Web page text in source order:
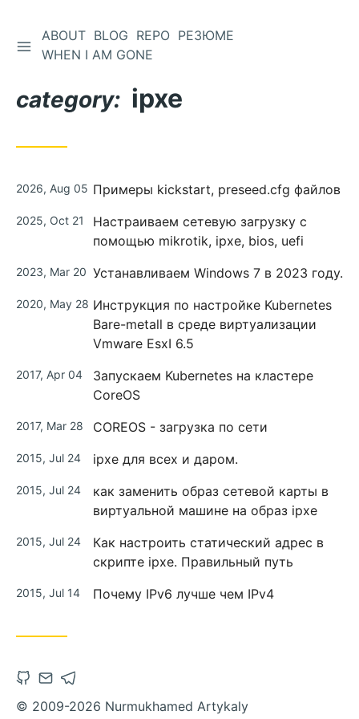
ABOUT BLOG REPO РЕЗЮМЕ
WHEN I AM GONE
category: ipxe
2026, Aug 05 Примеры kickstart, preseed.cfg файлов
2025, Oct 21
Настраиваем сетевую загрузку с
помощью mikrotik, ipxe, bios, uefi
2023, Mar 20 Устанавливаем Windows 7 в 2023 году.
2020, May 28 Инструкция по настройке Kubernetes
Bare-metall в среде виртуализации
Vmware EsxI 6.5
2017, Apr 04
Запускаем Kubernetes на кластере
CoreOS
2017, Mar 28 COREOS - загрузка по сети
2015, Jul 24 ipxe для всех и даром.
2015, Jul 24
как заменить образ сетевой карты в
виртуальной машине на образ ipxe
2015, Jul 24
Как настроить статический адрес в
скрипте ipxe. Правильный путь
2015, Jul 14 Почему IPv6 лучше чем IPv4
© 2009-2026 Nurmukhamed Artykaly